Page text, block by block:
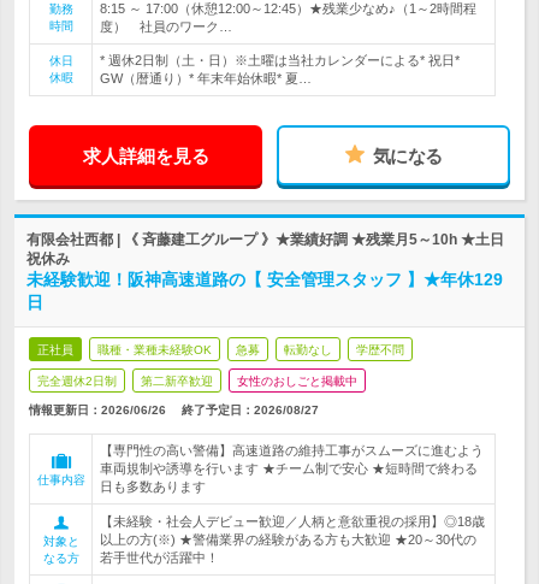
勤務
時間
8:15 ～ 17:00（休憩12:00～12:45）★残業少なめ♪（1～2時間程
度） 社員のワーク…
休日
休暇
* 週休2日制（土・日）※土曜は当社カレンダーによる* 祝日*
GW（暦通り）* 年末年始休暇* 夏…
求人詳細を見る 気になる
有限会社西都 | 《 斉藤建工グループ 》★業績好調 ★残業月5～10h ★土日
祝休み
未経験歓迎！阪神高速道路の【 安全管理スタッフ 】★年休129
日
正社員 職種・業種未経験OK 急募 転勤なし 学歴不問
完全週休2日制 第二新卒歓迎 女性のおしごと掲載中
情報更新日：2026/06/26 終了予定日： 2026/08/27
仕事内容
【専門性の高い警備】高速道路の維持工事がスムーズに進むよう
車両規制や誘導を行います ★チーム制で安心 ★短時間で終わる
日も多数あります
対象と
なる方
【未経験・社会人デビュー歓迎／人柄と意欲重視の採用】◎18歳
以上の方(※) ★警備業界の経験がある方も大歓迎 ★20～30代の
若手世代が活躍中！